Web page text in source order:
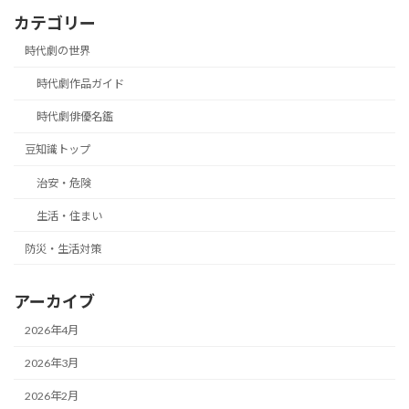
カテゴリー
時代劇の世界
時代劇作品ガイド
時代劇俳優名鑑
豆知識トップ
治安・危険
生活・住まい
防災・生活対策
アーカイブ
2026年4月
2026年3月
2026年2月